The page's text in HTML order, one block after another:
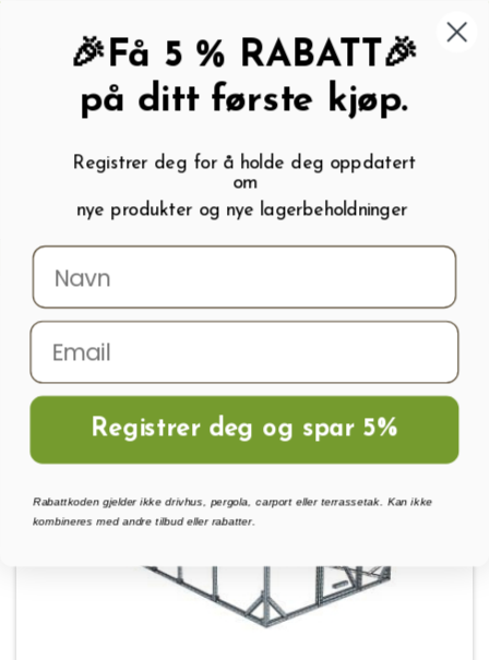
My wishlist ( 0
Menu Søk Logg inn Handlevogn
Hjem
🎉Få 5 % RABATT🎉
på ditt første kjøp.
Registrer deg for å holde deg oppdatert
om
nye produkter og nye lagerbeholdninger
Registrer deg og spar 5%
Rabattkoden gjelder ikke drivhus, pergola, carport eller terrassetak. Kan ikke
kombineres med andre tilbud eller rabatter.